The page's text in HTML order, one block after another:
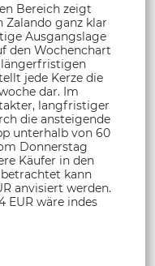
Bereich zeigt
Zalando ganz klar
Ausgangslage
den Wochenchart
längerfristigen
jede Kerze die
dar. Im
langfristiger
die ansteigende
unterhalb von 60
Donnerstag
Käufer in den
kann
anvisiert werden.
EUR wäre indes